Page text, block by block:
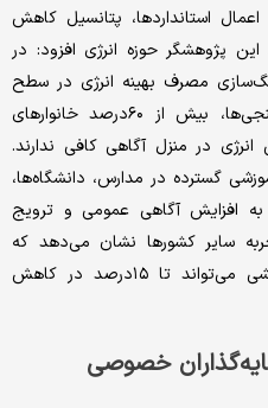
استانداردها، پتانسیل کاهش
پژوهشگر حوزه انرژی افزود: در
مصرف بهینه انرژی در سطح
جامعه اهتمام ورزد. براساس نظرسنجی‌‌‌ها، بیش از ۶۰‌درصد خانوارهای
انرژی در منزل آگاهی کافی ندارند.
گسترده در مدارس، دانشگاه‌‌‌ها،
افزایش آگاهی عمومی و ترویج
سایر کشورها نشان می‌دهد که
برنامه‌‌‌های فرهنگ‌‌‌سازی و آگاهی‌‌‌بخشی می‌‌‌تواند تا ۱۵‌درصد در کاهش
خصوصی